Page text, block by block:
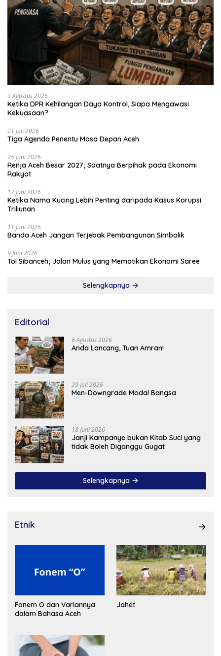
3 Agustus 2026
Ketika DPR Kehilangan Daya Kontrol, Siapa Mengawasi
Kekuasaan?
21 Juli 2026
Tiga Agenda Penentu Masa Depan Aceh
25 Juni 2026
Renja Aceh Besar 2027; Saatnya Berpihak pada Ekonomi
Rakyat
17 Juni 2026
Ketika Nama Kucing Lebih Penting daripada Kasus Korupsi
Triliunan
11 Juni 2026
Banda Aceh Jangan Terjebak Pembangunan Simbolik
9 Juni 2026
Tol Sibanceh; Jalan Mulus yang Mematikan Ekonomi Saree
Selengkapnya
Editorial
6 Agustus 2026
Anda Lancang, Tuan Amran!
29 Juli 2026
Men-Downgrade Modal Bangsa
18 Juni 2026
Janji Kampanye bukan Kitab Suci yang
tidak Boleh Diganggu Gugat
Selengkapnya
Etnik
Fonem O dan Variannya
dalam Bahasa Aceh
Jahét